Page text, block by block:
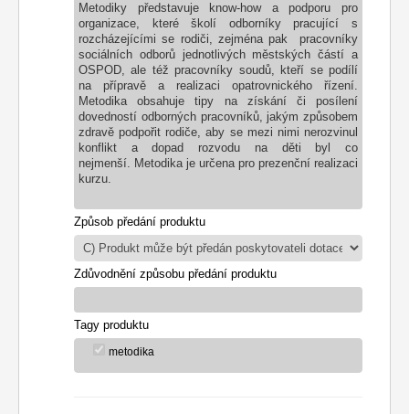
Metodiky představuje know-how a podporu pro
organizace, které školí odborníky pracující s
rozcházejícími se rodiči, zejména pak  pracovníky
sociálních odborů jednotlivých městských částí a
OSPOD, ale též pracovníky soudů, kteří se podílí
na přípravě a realizaci opatrovnického řízení.
Metodika obsahuje tipy na získání či posílení
dovedností odborných pracovníků, jakým způsobem
zdravě podpořit rodiče, aby se mezi nimi nerozvinul
konflikt a dopad rozvodu na děti byl co
nejmenší. Metodika je určena pro prezenční realizaci
kurzu.
Způsob předání produktu
Zdůvodnění způsobu předání produktu
Tagy produktu
metodika